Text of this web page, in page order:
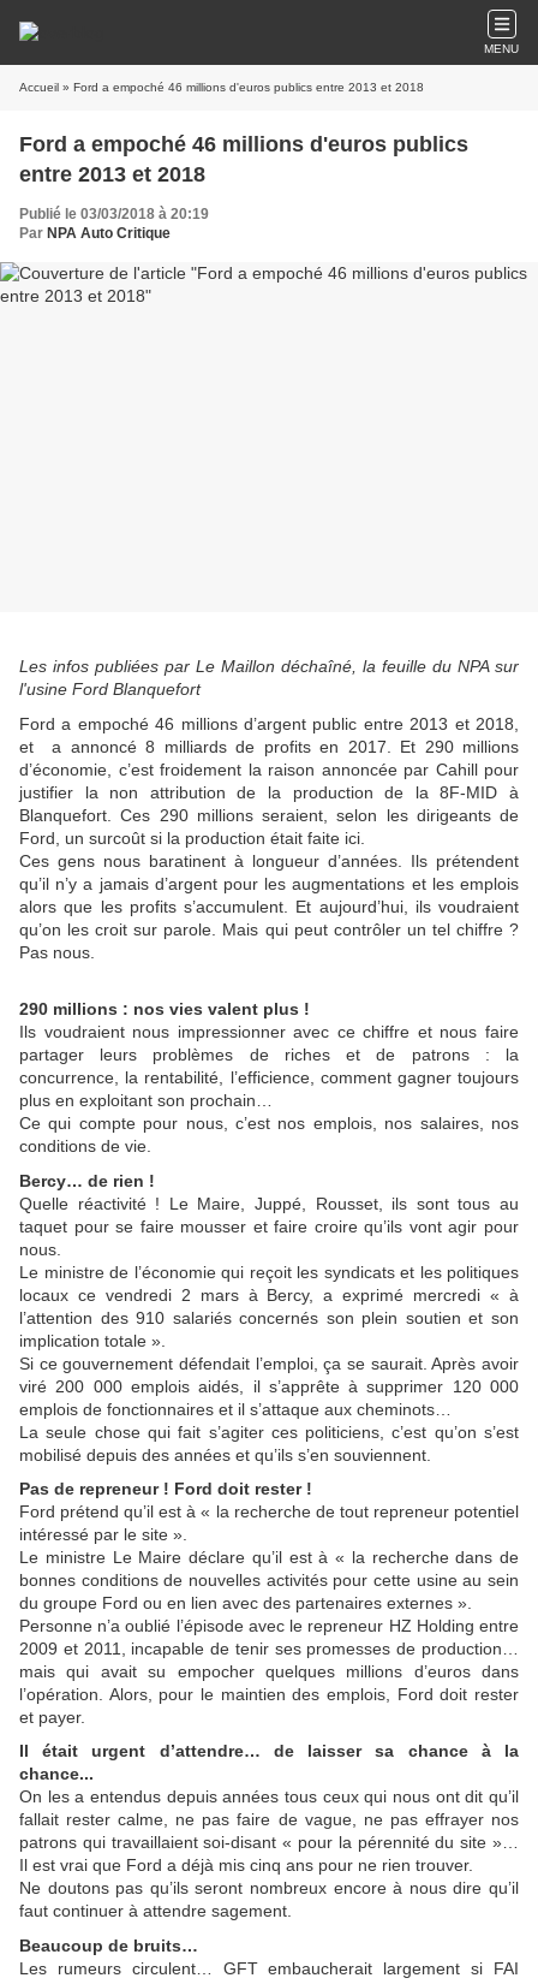
MENU
Accueil » Ford a empoché 46 millions d'euros publics entre 2013 et 2018
Ford a empoché 46 millions d'euros publics
entre 2013 et 2018
Publié le 03/03/2018 à 20:19
Par NPA Auto Critique
Les infos publiées par Le Maillon déchaîné, la feuille du NPA sur
l'usine Ford Blanquefort
Ford a empoché 46 millions d’argent public entre 2013 et 2018,
et a annoncé 8 milliards de profits en 2017. Et 290 millions
d’économie, c’est froidement la raison annoncée par Cahill pour
justifier la non attribution de la production de la 8F-MID à
Blanquefort. Ces 290 millions seraient, selon les dirigeants de
Ford, un surcoût si la production était faite ici.
Ces gens nous baratinent à longueur d’années. Ils prétendent
qu’il n’y a jamais d’argent pour les augmentations et les emplois
alors que les profits s’accumulent. Et aujourd’hui, ils voudraient
qu’on les croit sur parole. Mais qui peut contrôler un tel chiffre ?
Pas nous.
290 millions : nos vies valent plus !
Ils voudraient nous impressionner avec ce chiffre et nous faire
partager leurs problèmes de riches et de patrons : la
concurrence, la rentabilité, l’efficience, comment gagner toujours
plus en exploitant son prochain…
Ce qui compte pour nous, c’est nos emplois, nos salaires, nos
conditions de vie.
Bercy… de rien !
Quelle réactivité ! Le Maire, Juppé, Rousset, ils sont tous au
taquet pour se faire mousser et faire croire qu’ils vont agir pour
nous.
Le ministre de l’économie qui reçoit les syndicats et les politiques
locaux ce vendredi 2 mars à Bercy, a exprimé mercredi « à
l’attention des 910 salariés concernés son plein soutien et son
implication totale ».
Si ce gouvernement défendait l’emploi, ça se saurait. Après avoir
viré 200 000 emplois aidés, il s’apprête à supprimer 120 000
emplois de fonctionnaires et il s’attaque aux cheminots…
La seule chose qui fait s’agiter ces politiciens, c’est qu’on s’est
mobilisé depuis des années et qu’ils s’en souviennent.
Pas de repreneur ! Ford doit rester !
Ford prétend qu’il est à « la recherche de tout repreneur potentiel
intéressé par le site ».
Le ministre Le Maire déclare qu’il est à « la recherche dans de
bonnes conditions de nouvelles activités pour cette usine au sein
du groupe Ford ou en lien avec des partenaires externes ».
Personne n’a oublié l’épisode avec le repreneur HZ Holding entre
2009 et 2011, incapable de tenir ses promesses de production…
mais qui avait su empocher quelques millions d’euros dans
l’opération. Alors, pour le maintien des emplois, Ford doit rester
et payer.
Il était urgent d’attendre… de laisser sa chance à la
chance...
On les a entendus depuis années tous ceux qui nous ont dit qu’il
fallait rester calme, ne pas faire de vague, ne pas effrayer nos
patrons qui travaillaient soi-disant « pour la pérennité du site »…
Il est vrai que Ford a déjà mis cinq ans pour ne rien trouver.
Ne doutons pas qu’ils seront nombreux encore à nous dire qu’il
faut continuer à attendre sagement.
Beaucoup de bruits…
Les rumeurs circulent… GFT embaucherait largement si FAI